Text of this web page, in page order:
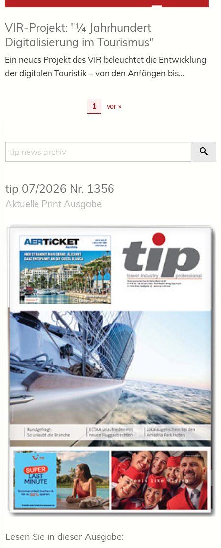
VIR-Projekt: "¼ Jahrhundert
Digitalisierung im Tourismus"
Ein neues Projekt des VIR beleuchtet die Entwicklung
der digitalen Touristik – von den Anfängen bis...
1 vor »
Suche
tip 07/2026 Nr. 1356
Aktuelle Print Ausgabe
Lesen Sie in dieser Ausgabe: